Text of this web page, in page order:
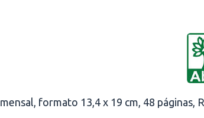
formato 13,4 x 19 cm, 48 páginas,